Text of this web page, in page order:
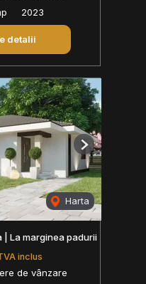
2023
detalii
Harta
Next
| La marginea padurii
inclus
de vânzare